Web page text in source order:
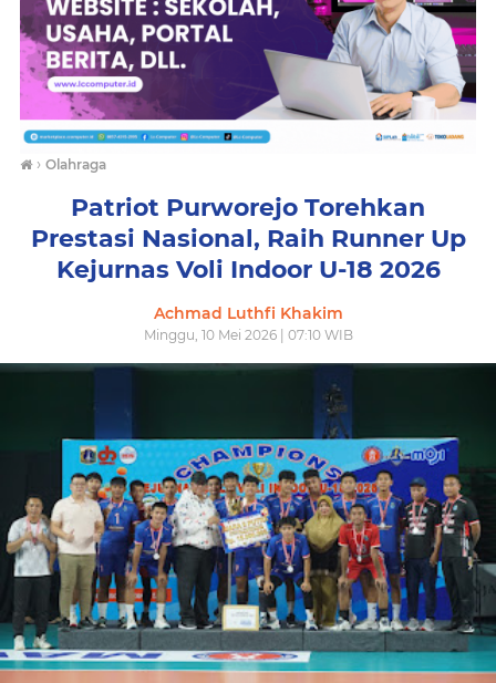
› Olahraga
Patriot Purworejo Torehkan
Prestasi Nasional, Raih Runner Up
Kejurnas Voli Indoor U-18 2026
Achmad Luthfi Khakim
Minggu, 10 Mei 2026 | 07:10 WIB